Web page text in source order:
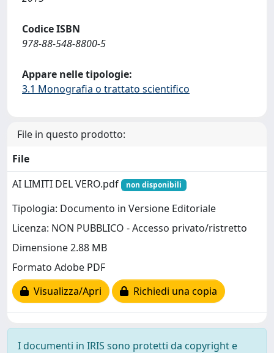
Codice ISBN
978-88-548-8800-5
Appare nelle tipologie:
3.1 Monografia o trattato scientifico
File in questo prodotto:
File
AI LIMITI DEL VERO.pdf
non disponibili
Tipologia: Documento in Versione Editoriale
Licenza: NON PUBBLICO - Accesso privato/ristretto
Dimensione 2.88 MB
Formato Adobe PDF
Visualizza/Apri
Richiedi una copia
I documenti in IRIS sono protetti da copyright e